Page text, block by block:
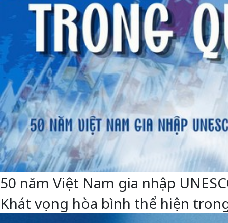
50 năm Việt Nam gia nhập
Khát vọng hòa bình thể hiện